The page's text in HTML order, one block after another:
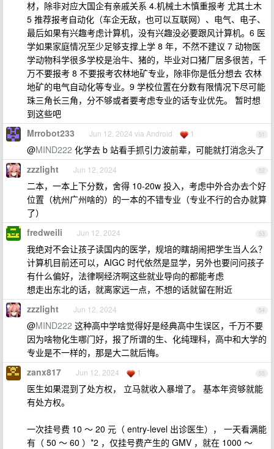
材，除非对应大国企有亲戚关系 4.机械土木慎重报考 尤其土木
5 推荐报考自动化（车企无敌，也可以互联网）、电气、电子、
最后如果有兴趣考虑计算机，没有兴趣没必要跟风计算机。6 医
学如果家庭情况至少足够支撑上学 8 年，不然不建议 7 动物医
学动物科学很多学校是治牛、猪的，毕业对口猪厂居多很苦，千
万不要报考 8 不要报考农林地矿专业，除非你是低分想去 农林
地矿的电气自动化等专业。9 学校位置在分数有限情况下尽可能
珠三角长三角，分不够或者要考虑专业的话专业优先。 暂时想
到这些吧
51
Mrrobot233 Jun 12, 2024 via Android 1
@MIND222 化学去 b 站看手抓引力波前辈，可能就打消念头了
52
zzzlight Jun 12, 2024
二本，一本上下分数，舍得 10-20w 投入，考虑中外合办去个好
位置（杭州广州啥的）的一本的不错专业（专业不行的合办就算
了）
53
fredweili Jun 12, 2024
我绝对不会让孩子读国内的医学，规培的瞎胡闹把学生当人么？
计算机目前还可以，AIGC 时代依然是显学，另外也要问问孩子
有什么偏好，法律啊经济啊这些就业导向的都能考虑
想走出东北的话，就离家远一点，不想的话就留在附近
54
zzzlight Jun 12, 2024
@MIND222 这种高中学啥觉得好是经典高中生误区，千万不要
因为啥物化生哪门好，报了所谓的生、化纯理科，高中和大学的
专业是不一样的，那是大二就后悔。
55
zanx817 Jun 12, 2024 1
医生如果混到了处方权， 立马就收入暴增了。 基本年资够就能
有处方权。
一次挂号费 10 ～ 20 元（ entry-level 出诊医生）， 一天看满能
有（ 50 ～ 60 ）*2 ，仅挂号费产生的 GMV ，就在 1000 ～